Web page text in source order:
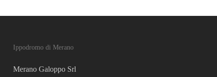
Ippodromo di Merano
Merano Galoppo Srl